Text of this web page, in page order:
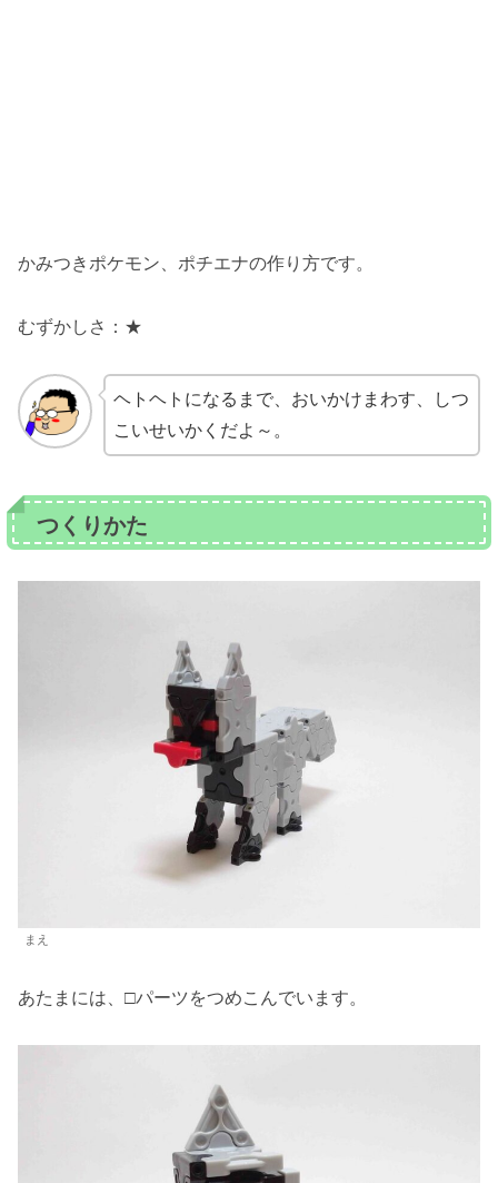
かみつきポケモン、ポチエナの作り方です。
むずかしさ：★
ヘトヘトになるまで、おいかけまわす、しつ
こいせいかくだよ～。
つくりかた
まえ
あたまには、□パーツをつめこんでいます。